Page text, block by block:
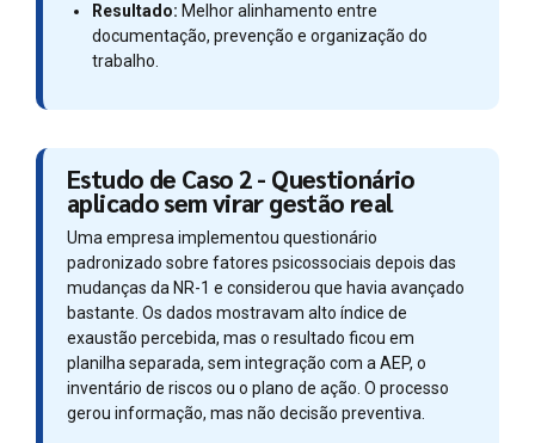
Resultado: Melhor alinhamento entre
documentação, prevenção e organização do
trabalho.
Estudo de Caso 2 - Questionário
aplicado sem virar gestão real
Uma empresa implementou questionário
padronizado sobre fatores psicossociais depois das
mudanças da NR-1 e considerou que havia avançado
bastante. Os dados mostravam alto índice de
exaustão percebida, mas o resultado ficou em
planilha separada, sem integração com a AEP, o
inventário de riscos ou o plano de ação. O processo
gerou informação, mas não decisão preventiva.